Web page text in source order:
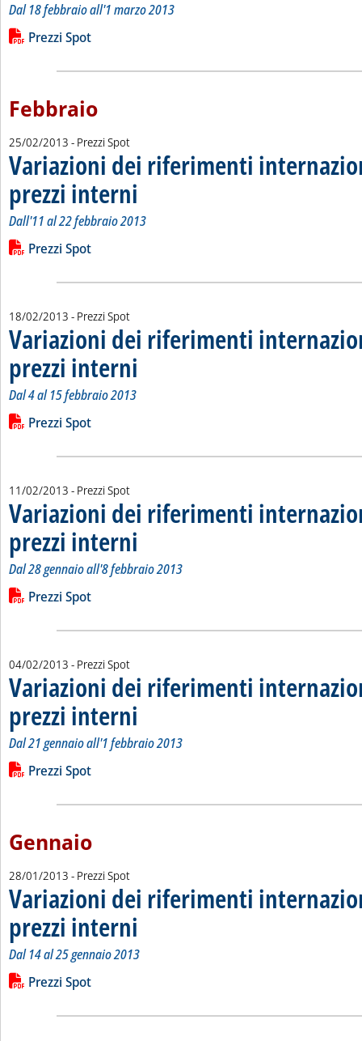
Dal 18 febbraio all'1 marzo 2013
Leggi tutta la notizia: 'Variazioni dei riferimenti
Lista allegati PDF alla notizia
Prezzi Spot
Febbraio
25/02/2013 - Prezzi Spot
Variazioni dei riferimenti
prezzi interni
Dall'11 al 22 febbraio 2013
Leggi tutta la notizia: 'Variazioni dei riferimenti
Lista allegati PDF alla notizia
Prezzi Spot
18/02/2013 - Prezzi Spot
Variazioni dei riferimenti
prezzi interni
Dal 4 al 15 febbraio 2013
Leggi tutta la notizia: 'Variazioni dei riferimenti
Lista allegati PDF alla notizia
Prezzi Spot
11/02/2013 - Prezzi Spot
Variazioni dei riferimenti
prezzi interni
. Sottotitolo: Dal 28 gennaio all'8 febbraio 2013
. Pubblicata lunedì 11 febbraio 2013 alle 11.46.
Dal 28 gennaio all'8 febbraio 2013
Leggi tutta la notizia: 'Variazioni dei riferimenti
Lista allegati PDF alla notizia
Prezzi Spot
04/02/2013 - Prezzi Spot
Variazioni dei riferimenti
prezzi interni
Dal 21 gennaio all'1 febbraio 2013
Leggi tutta la notizia: 'Variazioni dei riferimenti
Lista allegati PDF alla notizia
Prezzi Spot
Gennaio
28/01/2013 - Prezzi Spot
Variazioni dei riferimenti
prezzi interni
Dal 14 al 25 gennaio 2013
Leggi tutta la notizia: 'Variazioni dei riferimenti
Lista allegati PDF alla notizia
Prezzi Spot